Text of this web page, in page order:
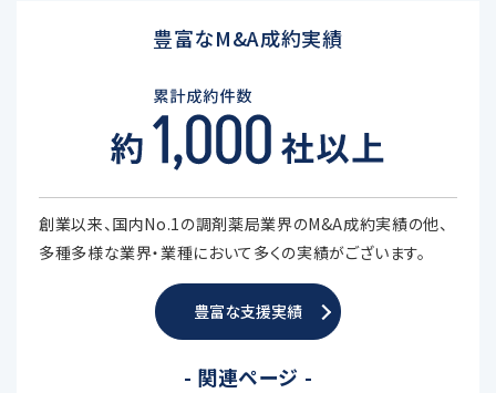
豊富なM&A成約実績
創業以来、国内No.1の調剤薬局業界のM&A成約実績の他、
多種多様な業界・業種において多くの実績がございます。
豊富な支援実績
- 関連ページ -